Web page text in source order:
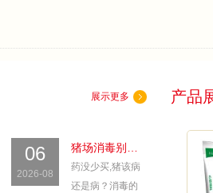
展示更多
06
2026-08
猪场消毒别白干：药怎么选、怎么用才真起作用
药没少买,猪该病
还是病？消毒的
产品